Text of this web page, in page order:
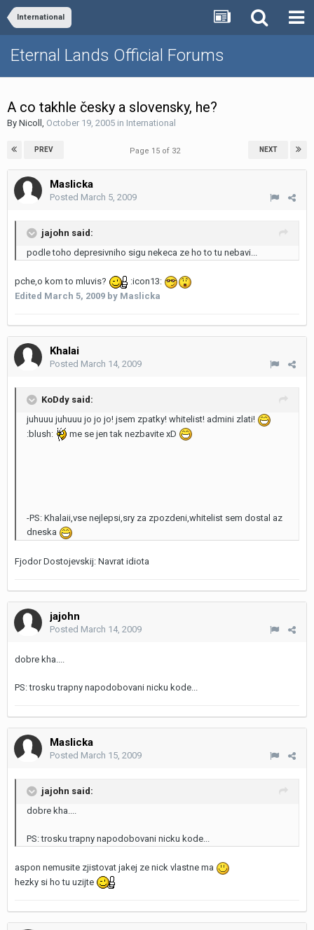
International
Eternal Lands Official Forums
A co takhle česky a slovensky, he?
By Nicoll , October 19, 2005 in International
PREV NEXT
Page 15 of 32
Maslicka
Posted March 5, 2009
jajohn said:
podle toho depresivniho sigu nekeca ze ho to tu nebavi...
pche,o kom to mluvis?
:icon13:
Edited March 5, 2009 by Maslicka
Khalai
Posted March 14, 2009
KoDdy said:
juhuuu juhuuu jo jo jo! jsem zpatky! whitelist! admini zlati!
:blush:
me se jen tak nezbavite xD
-PS: Khalaii,vse nejlepsi,sry za zpozdeni,whitelist sem dostal az
dneska
Fjodor Dostojevskij: Navrat idiota
jajohn
Posted March 14, 2009
dobre kha....
PS: trosku trapny napodobovani nicku kode...
Maslicka
Posted March 15, 2009
jajohn said:
dobre kha....
PS: trosku trapny napodobovani nicku kode...
aspon nemusite zjistovat jakej ze nick vlastne ma
hezky si ho tu uzijte